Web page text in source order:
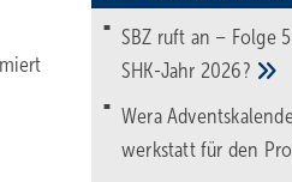
SBZ ruft an – Folge
SHK-Jahr 2026?
Wera
werk­statt für den